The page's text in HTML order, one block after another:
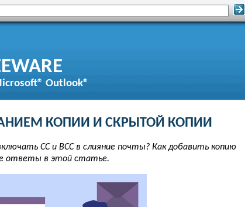
Outlook®
КОПИИ И СКРЫТОЙ КОПИИ
CC и ВСС в слияние почты? Как добавить копию
ответы в этой статье.